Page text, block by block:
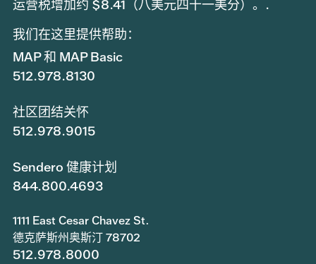
运营税增加约 $8.41（八美元四十一美分）。.
我们在这里提供帮助：
MAP 和 MAP Basic
512.978.8130
社区团结关怀
512.978.9015
Sendero 健康计划
844.800.4693
1111 East Cesar Chavez St.
德克萨斯州奥斯汀 78702
512.978.8000